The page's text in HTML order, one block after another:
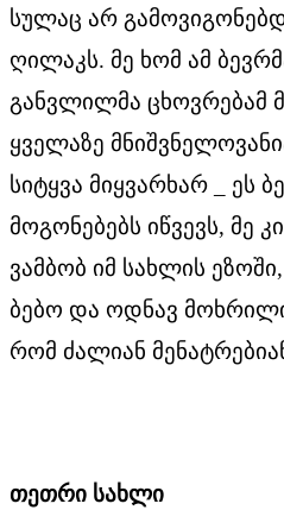
სულაც არ
ღილაკს. მე ხომ ამ
განვლილმა ცხოვრებამ
ყველაზე
სიტყვა მიყვარხარ _ ეს
მოგონებებს იწვევს, მე
ვამბობ იმ სახლის
ბებო და ოდნავ
რომ ძალიან
თეთრი სახლი